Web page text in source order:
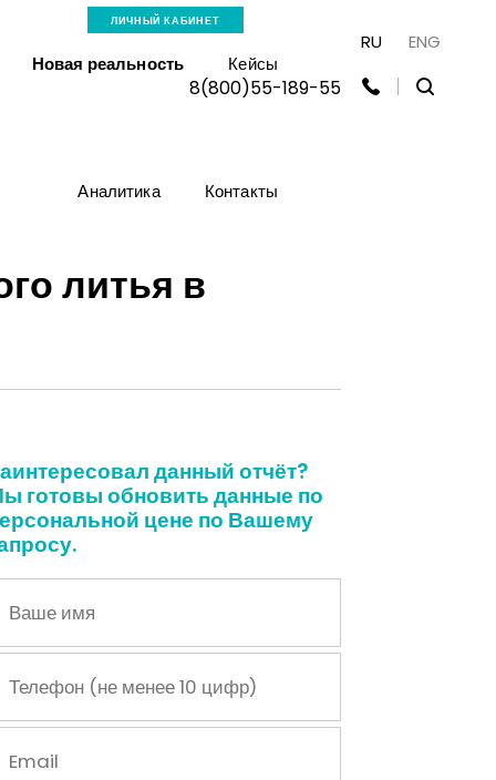
ЛИЧНЫЙ КАБИНЕТ
Новая реальность Кейсы
Аналитика Контакты
RU ENG
8(800)55-189-55
литья в
данный отчёт?
готовы обновить данные по
цене по Вашему